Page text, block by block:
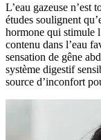
L’eau gazeuse n’est
études soulignent
hormone qui stimule
contenu dans l’eau
sensation de gêne
système digestif
source d’inconfort